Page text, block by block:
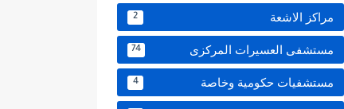
مراكز الاشعة 2
مستشفى العسيرات المركزى 74
مستشفيات حكومية وخاصة 4